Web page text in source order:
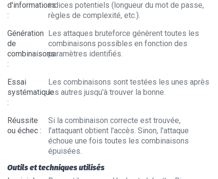
d'informations
:
indices potentiels (longueur du mot de passe,
règles de complexité, etc.).
Génération
de
combinaisons
:
Les attaques bruteforce génèrent toutes les
combinaisons possibles en fonction des
paramètres identifiés.
Essai
systématique
:
Les combinaisons sont testées les unes après
les autres jusqu'à trouver la bonne.
Réussite
ou échec :
Si la combinaison correcte est trouvée,
l'attaquant obtient l'accès. Sinon, l'attaque
échoue une fois toutes les combinaisons
épuisées.
Outils et techniques utilisés